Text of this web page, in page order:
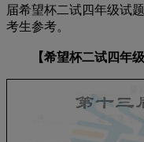
届希望杯二试四年级试
考生参考。
【希望杯二试四年级